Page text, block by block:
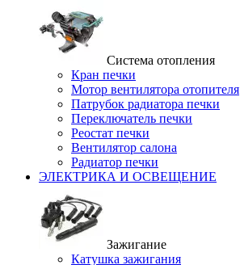
Система отопления
Кран печки
Мотор вентилятора отопителя
Патрубок радиатора печки
Переключатель печки
Реостат печки
Вентилятор салона
Радиатор печки
ЭЛЕКТРИКА И ОСВЕЩЕНИЕ
Зажигание
Катушка зажигания